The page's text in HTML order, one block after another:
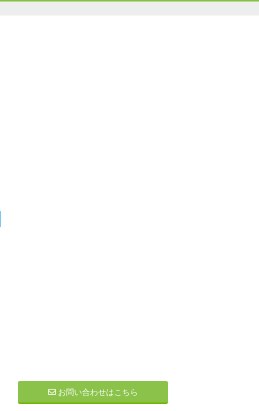
お問い合わせはこちら